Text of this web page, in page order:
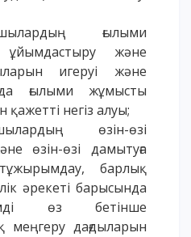
ғылыми
ұйымдастыру және
игеруі және
ғылыми жұмысты
қажетті негіз алуы;
өзін-өзі
өзін-өзі дамытуға
тұжырымдау, барлық
әрекеті барысында
өз бетінше
меңгеру дағдыларын